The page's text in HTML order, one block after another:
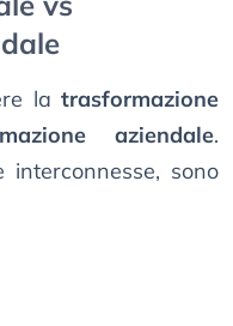
la trasformazione
aziendale.
interconnesse, sono